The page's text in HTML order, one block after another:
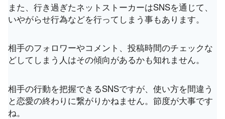
また、行き過ぎたネットストーカーはSNSを通じて、
いやがらせ行為などを行ってしまう事もあります。
相手のフォロワーやコメント、投稿時間のチェックな
どしてしまう人はその傾向があるかも知れません。
相手の行動を把握できるSNSですが、使い方を間違う
と恋愛の終わりに繋がりかねません。節度が大事です
ね。